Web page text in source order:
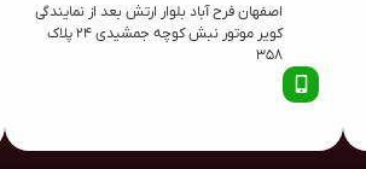
اصفهان فرح آباد بلوار ارتش بعد از نمایندگی
کویر موتور نبش کوچه جمشیدی 24 پلاک
358